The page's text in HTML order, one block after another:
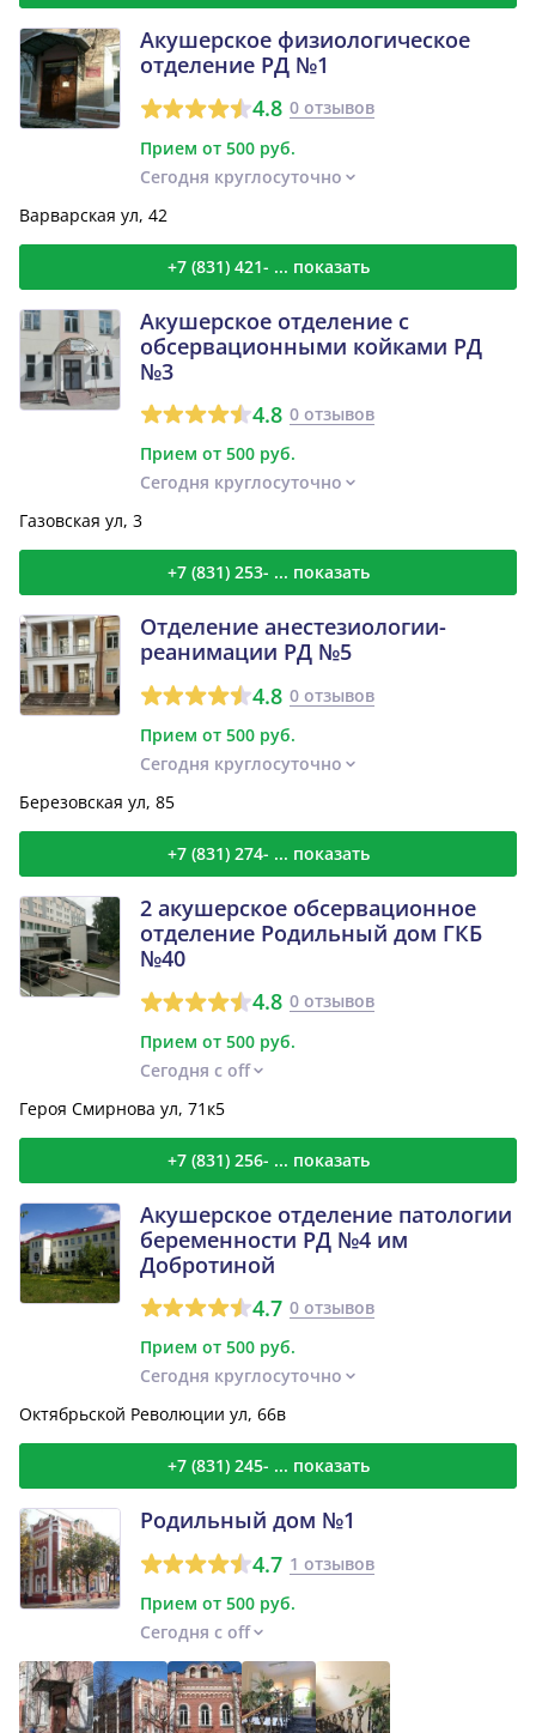
Акушерское физиологическое
отделение РД №1
4.8 0 отзывов
Прием от 500 руб.
Сегодня круглосуточно
Варварская ул, 42
+7 (831) 421- ... показать
Акушерское отделение с
обсервационными койками РД
№3
4.8 0 отзывов
Прием от 500 руб.
Сегодня круглосуточно
Газовская ул, 3
+7 (831) 253- ... показать
Отделение анестезиологии-
реанимации РД №5
4.8 0 отзывов
Прием от 500 руб.
Сегодня круглосуточно
Березовская ул, 85
+7 (831) 274- ... показать
2 акушерское обсервационное
отделение Родильный дом ГКБ
№40
4.8 0 отзывов
Прием от 500 руб.
Сегодня с off
Героя Смирнова ул, 71к5
+7 (831) 256- ... показать
Акушерское отделение патологии
беременности РД №4 им
Добротиной
4.7 0 отзывов
Прием от 500 руб.
Сегодня круглосуточно
Октябрьской Революции ул, 66в
+7 (831) 245- ... показать
Родильный дом №1
4.7 1 отзывов
Прием от 500 руб.
Сегодня с off